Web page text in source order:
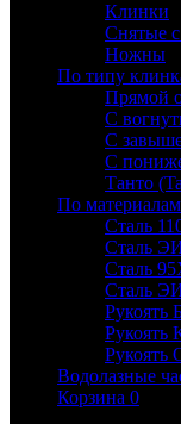
Клинки
Снятые с
Ножны
По типу
Прямой
С
С
С
Танто
По материалам
Сталь
Сталь
Сталь
Сталь
Рукоять
Рукоять
Рукоять
Водолазные
Корзина 0